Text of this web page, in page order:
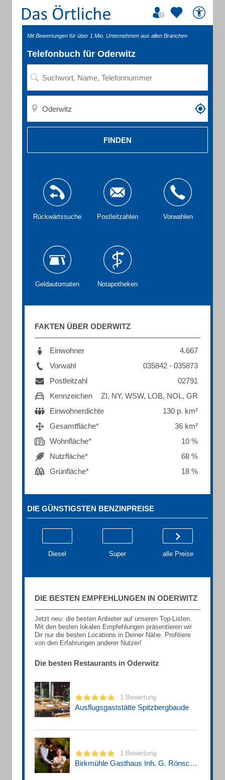
Mit Bewertungen für über 1 Mio. Unternehmen aus allen Branchen
Telefonbuch für Oderwitz
FINDEN
Rückwärtssuche Postleitzahlen Vorwahlen
Geldautomaten Notapotheken
FAKTEN ÜBER ODERWITZ
Einwohner
4.667
Vorwahl
035842 - 035873
Postleitzahl
02791
Kennzeichen
ZI, NY, WSW, LOB, NOL, GR
Einwohnerdichte
130 p. km²
Gesamtfläche*
36 km²
Wohnfläche*
10 %
Nutzfläche*
68 %
Grünfläche*
18 %
DIE GÜNSTIGSTEN BENZINPREISE
Diesel Super alle Preise
DIE BESTEN EMPFEHLUNGEN IN ODERWITZ
Jetzt neu: die besten Anbieter auf unseren Top-Listen.
Mit den besten lokalen Empfehlungen präsentieren wir
Dir nur die besten Locations in Deiner Nähe. Profitiere
von den Erfahrungen anderer Nutzer!
Die besten Restaurants in Oderwitz
1 Bewertung
Ausflugsgaststätte Spitzbergbaude
1 Bewertung
Birkmühle Gasthaus Inh. G. Rönsch Birkmühle